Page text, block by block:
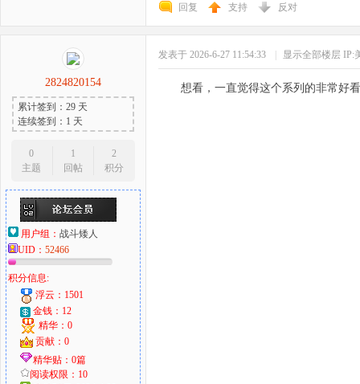
回复 支持 反对
2824820154
累计签到：29 天
连续签到：1 天
0
主题
1
回帖
2
积分
用户组： 战斗矮人
UID： 52466
积分信息:
浮云：1501
金钱：12
精华：0
贡献：0
精华贴：0篇
阅读权限：10
发表于 2026-6-27 11:54:33 显示全部楼层 IP:
想看，一直觉得这个系列的非常好看